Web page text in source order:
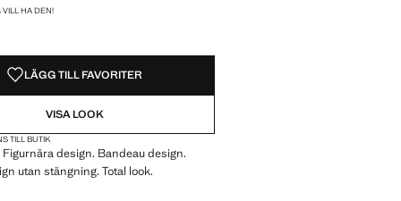
VILL HA DEN!
LÄGG TILL FAVORITER
VISA LOOK
TILL BUTIK
Figurnära design. Bandeau design.
utan stängning. Total look.